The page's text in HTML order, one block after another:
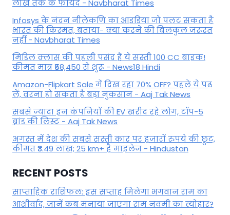
लाख तक के फायदे - Navbharat Times
Infosys के नंदन नीलेकणि का आइडिया जो पलट सकता है
भारत की किस्मत, बताया- क्या करने की बिलकुल जरूरत
नहीं - Navbharat Times
मिडिल क्लास की पहली पसंद हैं ये सस्ती 100 CC बाइक!
कीमत मात्र ₹58,450 से शुरू - News18 Hindi
Amazon-Flipkart Sale में दिख रहा 70% OFF? पहले ये पढ़
लें, वरना हो सकता है बड़ा नुकसान - Aaj Tak News
सबसे ज्यादा इन कंपनियों की EV खरीद रहे लोग, टॉप-5
ब्रांड की लिस्ट - Aaj Tak News
अगस्त में देश की सबसे सस्ती कार पर हजारों रुपये की छूट,
कीमत ₹3.49 लाख; 25 km+ है माइलेज - Hindustan
RECENT POSTS
साप्ताहिक राशिफल: इस सप्ताह मिलेगा भगवान राम का
आशीर्वाद, जानें कब मनाया जाएगा राम नवमी का त्योहार?